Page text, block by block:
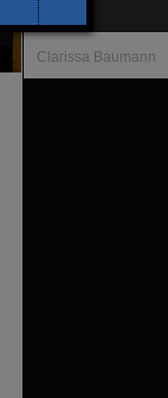
L’artiste
Clarissa Baumann